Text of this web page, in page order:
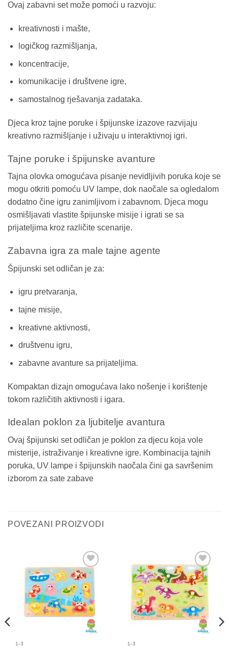
Ovaj zabavni set može pomoći u razvoju:
kreativnosti i mašte,
logičkog razmišljanja,
koncentracije,
komunikacije i društvene igre,
samostalnog rješavanja zadataka.
Djeca kroz tajne poruke i špijunske izazove razvijaju
kreativno razmišljanje i uživaju u interaktivnoj igri.
Tajne poruke i špijunske avanture
Tajna olovka omogućava pisanje nevidljivih poruka koje se
mogu otkriti pomoću UV lampe, dok naočale sa ogledalom
dodatno čine igru zanimljivom i zabavnom. Djeca mogu
osmišljavati vlastite špijunske misije i igrati se sa
prijateljima kroz različite scenarije.
Zabavna igra za male tajne agente
Špijunski set odličan je za:
igru pretvaranja,
tajne misije,
kreativne aktivnosti,
društvenu igru,
zabavne avanture sa prijateljima.
Kompaktan dizajn omogućava lako nošenje i korištenje
tokom različitih aktivnosti i igara.
Idealan poklon za ljubitelje avantura
Ovaj špijunski set odličan je poklon za djecu koja vole
misterije, istraživanje i kreativne igre. Kombinacija tajnih
poruka, UV lampe i špijunskih naočala čini ga savršenim
izborom za sate zabave
POVEZANI PROIZVODI
Sačuvaj
proizvod
1-3
Sačuvaj
proizvod
1-3